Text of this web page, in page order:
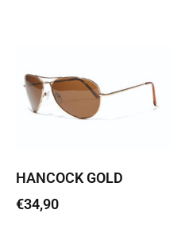
HANCOCK GOLD
€34,90